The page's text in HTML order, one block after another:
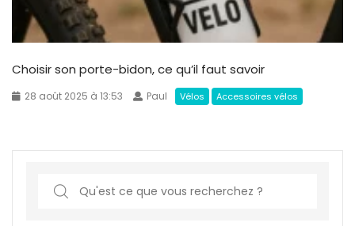
Choisir son porte-bidon, ce qu’il faut savoir
28 août 2025 à 13:53 Paul Vélos Accessoires vélos